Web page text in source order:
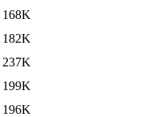
168K
182K
237K
199K
196K